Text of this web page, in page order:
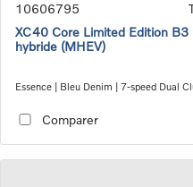
10606795
XC40 Core Limited Edition B3
hybride (MHEV)
Essence | Bleu Denim | 7-speed Dual
Comparer